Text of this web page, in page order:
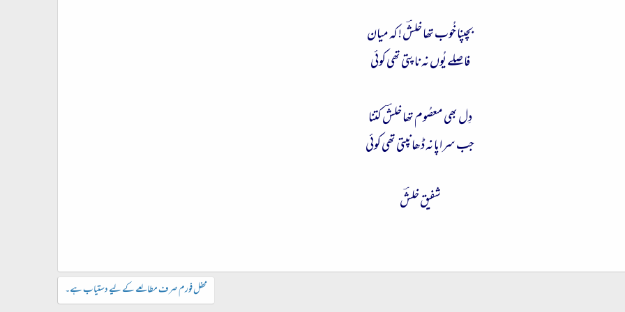
بچپنا خُوب تھا خلشؔ ! کہ میان
فاصلے یُوں نہ ناپتی تھی کوئی
دِل بھی معصُوم تھا خلشؔ کتنا
جب سراپا نہ ڈھانپتی تھی کوئی
شفیق خلشؔ
محفل فورم صرف مطالعے کے لیے دستیاب ہے۔